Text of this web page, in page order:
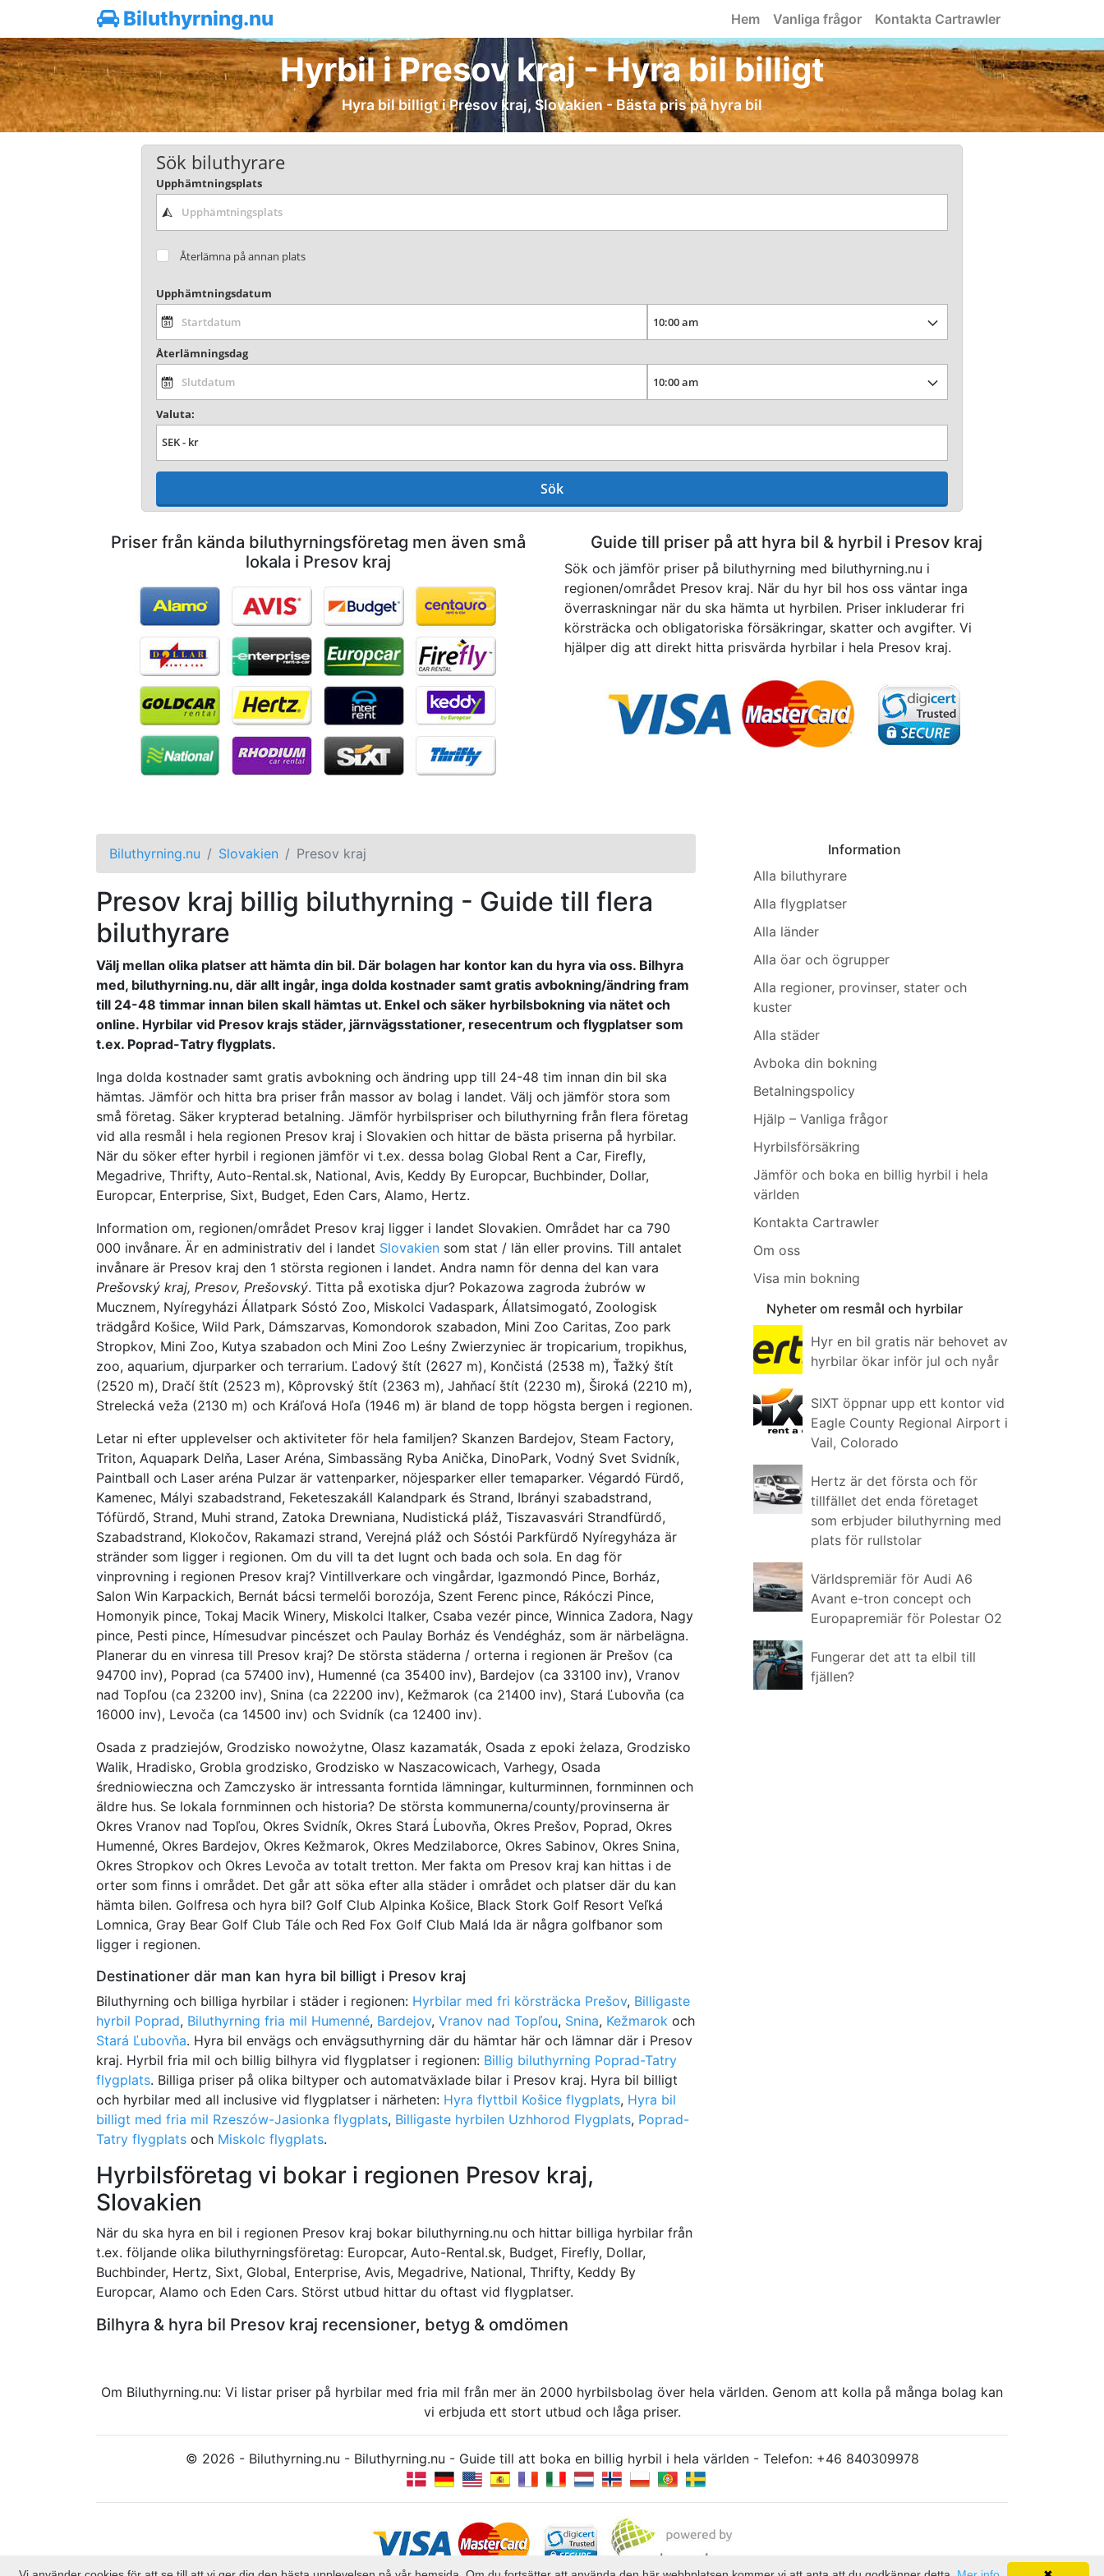
Biluthyrning.nu Hem Vanliga frågor Kontakta Cartrawler
Hyrbil i Presov kraj - Hyra bil billigt
Hyra bil billigt i Presov kraj, Slovakien - Bästa pris på hyra bil
Sök biluthyrare
Upphämtningsplats
Återlämna på annan plats
Upphämtningsdatum
Återlämningsdag
Valuta:
Sök
Priser från kända biluthyrningsföretag men även små
lokala i Presov kraj
Guide till priser på att hyra bil & hyrbil i Presov kraj
Sök och jämför priser på biluthyrning med biluthyrning.nu i
regionen/området Presov kraj. När du hyr bil hos oss väntar inga
överraskningar när du ska hämta ut hyrbilen. Priser inkluderar fri
körsträcka och obligatoriska försäkringar, skatter och avgifter. Vi
hjälper dig att direkt hitta prisvärda hyrbilar i hela Presov kraj.
Biluthyrning.nu Slovakien Presov kraj
Presov kraj billig biluthyrning - Guide till flera
biluthyrare
Välj mellan olika platser att hämta din bil. Där bolagen har kontor kan du hyra via oss. Bilhyra
med, biluthyrning.nu, där allt ingår, inga dolda kostnader samt gratis avbokning/ändring fram
till 24-48 timmar innan bilen skall hämtas ut. Enkel och säker hyrbilsbokning via nätet och
online. Hyrbilar vid Presov krajs städer, järnvägsstationer, resecentrum och flygplatser som
t.ex. Poprad-Tatry flygplats.
Inga dolda kostnader samt gratis avbokning och ändring upp till 24-48 tim innan din bil ska
hämtas. Jämför och hitta bra priser från massor av bolag i landet. Välj och jämför stora som
små företag. Säker krypterad betalning. Jämför hyrbilspriser och biluthyrning från flera företag
vid alla resmål i hela regionen Presov kraj i Slovakien och hittar de bästa priserna på hyrbilar.
När du söker efter hyrbil i regionen jämför vi t.ex. dessa bolag Global Rent a Car, Firefly,
Megadrive, Thrifty, Auto-Rental.sk, National, Avis, Keddy By Europcar, Buchbinder, Dollar,
Europcar, Enterprise, Sixt, Budget, Eden Cars, Alamo, Hertz.
Information om, regionen/området Presov kraj ligger i landet Slovakien. Området har ca 790
000 invånare. Är en administrativ del i landet Slovakien som stat / län eller provins. Till antalet
invånare är Presov kraj den 1 största regionen i landet. Andra namn för denna del kan vara
Prešovský kraj, Presov, Prešovský. Titta på exotiska djur? Pokazowa zagroda żubrów w
Mucznem, Nyíregyházi Állatpark Sóstó Zoo, Miskolci Vadaspark, Állatsimogató, Zoologisk
trädgård Košice, Wild Park, Dámszarvas, Komondorok szabadon, Mini Zoo Caritas, Zoo park
Stropkov, Mini Zoo, Kutya szabadon och Mini Zoo Leśny Zwierzyniec är tropicarium, tropikhus,
zoo, aquarium, djurparker och terrarium. Ľadový štít (2627 m), Končistá (2538 m), Ťažký štít
(2520 m), Dračí štít (2523 m), Kôprovský štít (2363 m), Jahňací štít (2230 m), Široká (2210 m),
Strelecká veža (2130 m) och Kráľová Hoľa (1946 m) är bland de topp högsta bergen i regionen.
Letar ni efter upplevelser och aktiviteter för hela familjen? Skanzen Bardejov, Steam Factory,
Triton, Aquapark Delňa, Laser Aréna, Simbassäng Ryba Anička, DinoPark, Vodný Svet Svidník,
Paintball och Laser aréna Pulzar är vattenparker, nöjesparker eller temaparker. Végardó Fürdő,
Kamenec, Mályi szabadstrand, Feketeszakáll Kalandpark és Strand, Ibrányi szabadstrand,
Tófürdő, Strand, Muhi strand, Zatoka Drewniana, Nudistická pláž, Tiszavasvári Strandfürdő,
Szabadstrand, Klokočov, Rakamazi strand, Verejná pláž och Sóstói Parkfürdő Nyíregyháza är
stränder som ligger i regionen. Om du vill ta det lugnt och bada och sola. En dag för
vinprovning i regionen Presov kraj? Vintillverkare och vingårdar, Igazmondó Pince, Borház,
Salon Win Karpackich, Bernát bácsi termelői borozója, Szent Ferenc pince, Rákóczi Pince,
Homonyik pince, Tokaj Macik Winery, Miskolci Italker, Csaba vezér pince, Winnica Zadora, Nagy
pince, Pesti pince, Hímesudvar pincészet och Paulay Borház és Vendégház, som är närbelägna.
Planerar du en vinresa till Presov kraj? De största städerna / orterna i regionen är Prešov (ca
94700 inv), Poprad (ca 57400 inv), Humenné (ca 35400 inv), Bardejov (ca 33100 inv), Vranov
nad Topľou (ca 23200 inv), Snina (ca 22200 inv), Kežmarok (ca 21400 inv), Stará Ľubovňa (ca
16000 inv), Levoča (ca 14500 inv) och Svidník (ca 12400 inv).
Osada z pradziejów, Grodzisko nowożytne, Olasz kazamaták, Osada z epoki żelaza, Grodzisko
Walik, Hradisko, Grobla grodzisko, Grodzisko w Naszacowicach, Varhegy, Osada
średniowieczna och Zamczysko är intressanta forntida lämningar, kulturminnen, fornminnen och
äldre hus. Se lokala fornminnen och historia? De största kommunerna/county/provinserna är
Okres Vranov nad Topľou, Okres Svidník, Okres Stará Ĺubovňa, Okres Prešov, Poprad, Okres
Humenné, Okres Bardejov, Okres Kežmarok, Okres Medzilaborce, Okres Sabinov, Okres Snina,
Okres Stropkov och Okres Levoča av totalt tretton. Mer fakta om Presov kraj kan hittas i de
orter som finns i området. Det går att söka efter alla städer i området och platser där du kan
hämta bilen. Golfresa och hyra bil? Golf Club Alpinka Košice, Black Stork Golf Resort Veľká
Lomnica, Gray Bear Golf Club Tále och Red Fox Golf Club Malá Ida är några golfbanor som
ligger i regionen.
Destinationer där man kan hyra bil billigt i Presov kraj
Biluthyrning och billiga hyrbilar i städer i regionen: Hyrbilar med fri körsträcka Prešov, Billigaste
hyrbil Poprad, Biluthyrning fria mil Humenné, Bardejov, Vranov nad Topľou, Snina, Kežmarok och
Stará Ľubovňa. Hyra bil envägs och envägsuthyrning där du hämtar här och lämnar där i Presov
kraj. Hyrbil fria mil och billig bilhyra vid flygplatser i regionen: Billig biluthyrning Poprad-Tatry
flygplats. Billiga priser på olika biltyper och automatväxlade bilar i Presov kraj. Hyra bil billigt
och hyrbilar med all inclusive vid flygplatser i närheten: Hyra flyttbil Košice flygplats, Hyra bil
billigt med fria mil Rzeszów-Jasionka flygplats, Billigaste hyrbilen Uzhhorod Flygplats, Poprad-
Tatry flygplats och Miskolc flygplats.
Hyrbilsföretag vi bokar i regionen Presov kraj,
Slovakien
När du ska hyra en bil i regionen Presov kraj bokar biluthyrning.nu och hittar billiga hyrbilar från
t.ex. följande olika biluthyrningsföretag: Europcar, Auto-Rental.sk, Budget, Firefly, Dollar,
Buchbinder, Hertz, Sixt, Global, Enterprise, Avis, Megadrive, National, Thrifty, Keddy By
Europcar, Alamo och Eden Cars. Störst utbud hittar du oftast vid flygplatser.
Bilhyra & hyra bil Presov kraj recensioner, betyg & omdömen
Information
Alla biluthyrare
Alla flygplatser
Alla länder
Alla öar och ögrupper
Alla regioner, provinser, stater och
kuster
Alla städer
Avboka din bokning
Betalningspolicy
Hjälp – Vanliga frågor
Hyrbilsförsäkring
Jämför och boka en billig hyrbil i hela
världen
Kontakta Cartrawler
Om oss
Visa min bokning
Nyheter om resmål och hyrbilar
Hyr en bil gratis när behovet av
hyrbilar ökar inför jul och nyår
SIXT öppnar upp ett kontor vid
Eagle County Regional Airport i
Vail, Colorado
Hertz är det första och för
tillfället det enda företaget
som erbjuder biluthyrning med
plats för rullstolar
Världspremiär för Audi A6
Avant e-tron concept och
Europapremiär för Polestar O2
Fungerar det att ta elbil till
fjällen?
Om Biluthyrning.nu: Vi listar priser på hyrbilar med fria mil från mer än 2000 hyrbilsbolag över hela världen. Genom att kolla på många bolag kan
vi erbjuda ett stort utbud och låga priser.
© 2026 - Biluthyrning.nu - Biluthyrning.nu - Guide till att boka en billig hyrbil i hela världen - Telefon: +46 840309978